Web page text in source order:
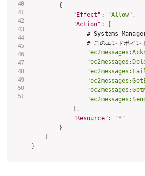
{
"Effect" : "Allow" ,
"Action" :
[
# Systems Manager
# このエンドポイン
] ,
"Resource" :
"*"
}
]
}